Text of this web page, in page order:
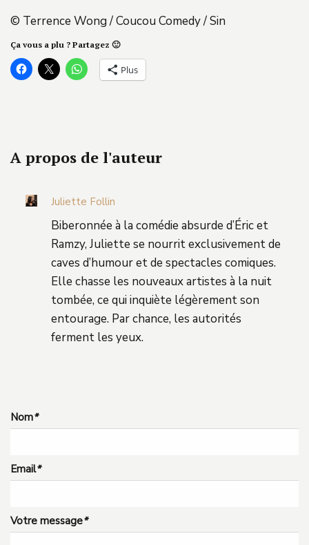
© Terrence Wong / Coucou Comedy / Sin
Ça vous a plu ? Partagez 🙂
Plus
A propos de l'auteur
Juliette Follin
Biberonnée à la comédie absurde d’Éric et
Ramzy, Juliette se nourrit exclusivement de
caves d’humour et de spectacles comiques.
Elle chasse les nouveaux artistes à la nuit
tombée, ce qui inquiète légèrement son
entourage. Par chance, les autorités
ferment les yeux.
Nom*
Email*
Votre message*